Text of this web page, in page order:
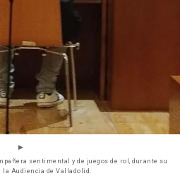
sentimental y de juegos de rol, durante su
la Audiencia de Valladolid.